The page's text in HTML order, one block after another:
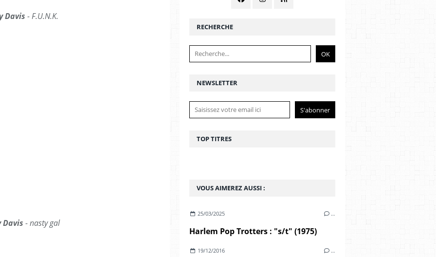
Davis - F.U.N.K.
Davis - nasty gal
NEWSLETTER
RECHERCHE
VOUS AIMEREZ AUSSI :
25/03/2025 …
Harlem Pop Trotters : "s/t" (1975)
19/12/2016 …
TOP TITRES